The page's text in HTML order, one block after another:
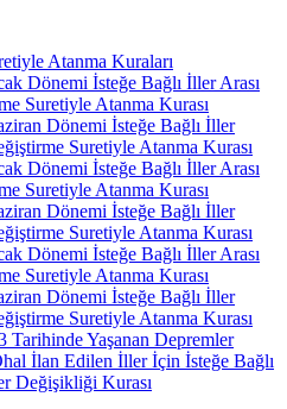
Atanma Kuraları
Dönemi İsteğe Bağlı İller Arası
Suretiyle Atanma Kurası
Dönemi İsteğe Bağlı İller
Suretiyle Atanma Kurası
Dönemi İsteğe Bağlı İller Arası
Suretiyle Atanma Kurası
Dönemi İsteğe Bağlı İller
Suretiyle Atanma Kurası
Dönemi İsteğe Bağlı İller Arası
Suretiyle Atanma Kurası
Dönemi İsteğe Bağlı İller
Suretiyle Atanma Kurası
Tarihinde Yaşanan Depremler
İlan Edilen İller İçin İsteğe Bağlı
Değişikliği Kurası